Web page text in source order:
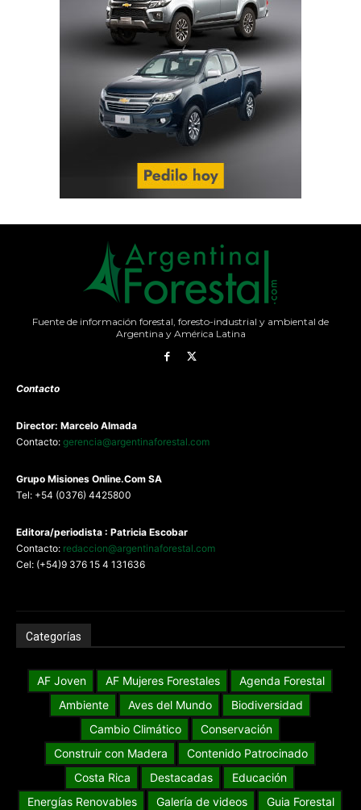
Fuente de información forestal, foresto-industrial y ambiental de
Argentina y América Latina
Contacto
Director: Marcelo Almada
Contacto: gerencia@argentinaforestal.com
Grupo Misiones Online.Com SA
Tel: +54 (0376) 4425800
Editora/periodista : Patricia Escobar
Contacto: redaccion@argentinaforestal.com
Cel: (+54)9 376 15 4 131636
Categorías
AF Joven AF Mujeres Forestales
Agenda Forestal
Ambiente
Aves del Mundo
Biodiversidad
Cambio Climático
Conservación
Construir con Madera
Contenido Patrocinado
Costa Rica
Destacadas
Educación
Energías Renovables
Galería de videos
Guia Forestal